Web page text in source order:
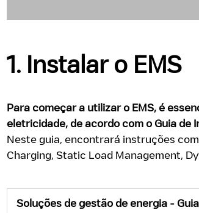
1. Instalar o EMS
Para começar a utilizar o EMS, é
eletricidade, de acordo com o Guia de
Neste guia, encontrará instruções
Charging, Static Load Management,
Soluções de gestão de energia -